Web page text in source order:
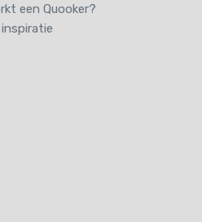
een Quooker?
inspiratie